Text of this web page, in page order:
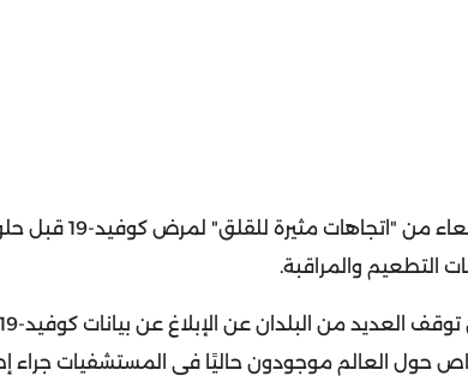
نبّهت منظمة
التطعيم والمراقبة.
حول العالم موجودون حاليًا في المستشفيات جراء